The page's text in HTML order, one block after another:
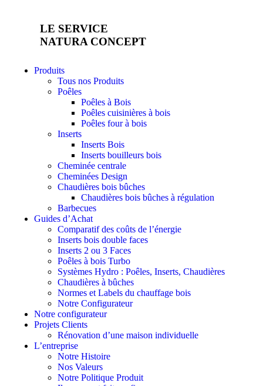
LE SERVICE
NATURA CONCEPT
Produits
Tous nos Produits
Poêles
Poêles à Bois
Poêles cuisinières à bois
Poêles four à bois
Inserts
Inserts Bois
Inserts bouilleurs bois
Cheminée centrale
Cheminées Design
Chaudières bois bûches
Chaudières bois bûches à régulation
Barbecues
Guides d’Achat
Comparatif des coûts de l’énergie
Inserts bois double faces
Inserts 2 ou 3 Faces
Poêles à bois Turbo
Systèmes Hydro : Poêles, Inserts, Chaudières
Chaudières à bûches
Normes et Labels du chauffage bois
Notre Configurateur
Notre configurateur
Projets Clients
Rénovation d’une maison individuelle
L’entreprise
Notre Histoire
Nos Valeurs
Notre Politique Produit
votre intérêt
et votre
comportement
visitez notre
site, vous
augmentez les